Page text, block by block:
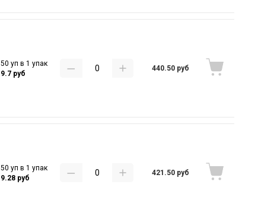
50 уп в 1 упак
9.7 руб
440.50 руб
50 уп в 1 упак
9.28 руб
421.50 руб